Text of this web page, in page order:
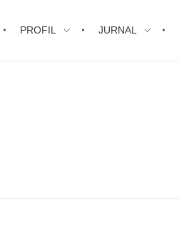
PROFIL JURNAL